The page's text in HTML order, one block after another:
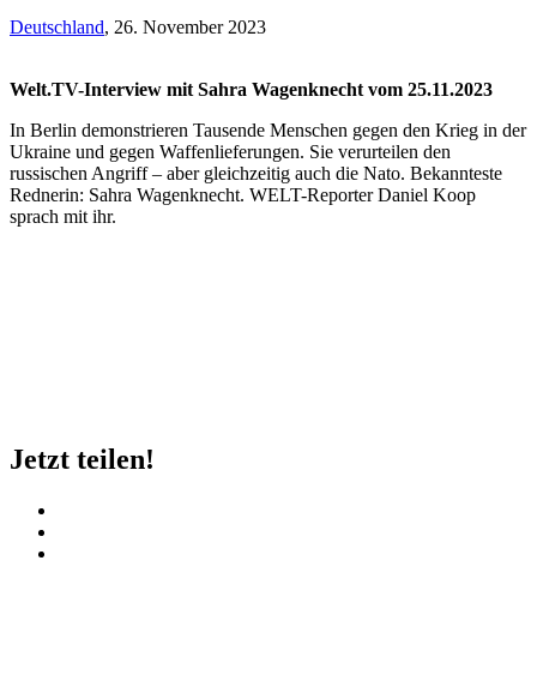
Deutschland, 26. November 2023
Welt.TV-Interview mit Sahra Wagenknecht vom 25.11.2023
In Berlin demonstrieren Tausende Menschen gegen den Krieg in der
Ukraine und gegen Waffenlieferungen. Sie verurteilen den
russischen Angriff – aber gleichzeitig auch die Nato. Bekannteste
Rednerin: Sahra Wagenknecht. WELT-Reporter Daniel Koop
sprach mit ihr.
Jetzt teilen!